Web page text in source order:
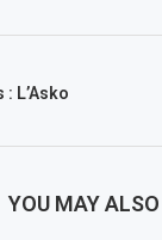
L’Asko
YOU MAY